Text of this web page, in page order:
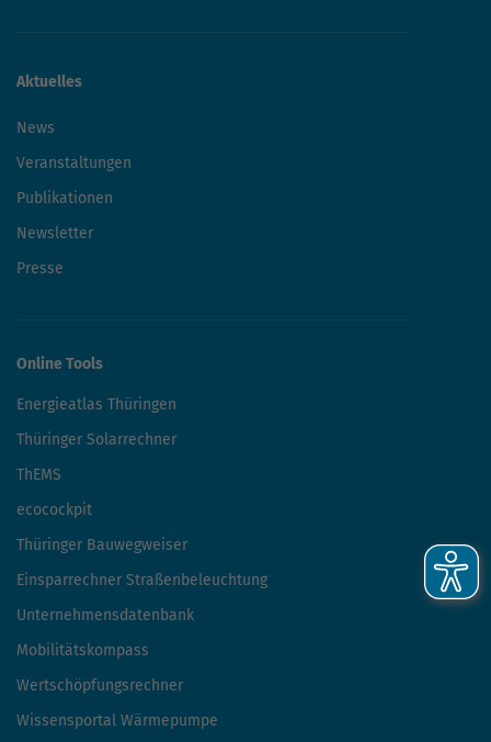
Aktuelles
News
Veranstaltungen
Publikationen
Newsletter
Presse
Online Tools
Energieatlas Thüringen
Thüringer Solarrechner
ThEMS
ecocockpit
Thüringer Bauwegweiser
Einsparrechner Straßenbeleuchtung
Unternehmensdatenbank
Mobilitätskompass
Wertschöpfungsrechner
Wissensportal Wärmepumpe